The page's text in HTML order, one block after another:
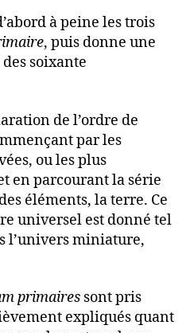
à peine les trois
, puis donne une
soixante
de l’ordre de
par les
ou les plus
en parcourant la série
éléments, la terre. Ce
universel est donné tel
l’univers miniature,
primaires sont pris
expliqués quant